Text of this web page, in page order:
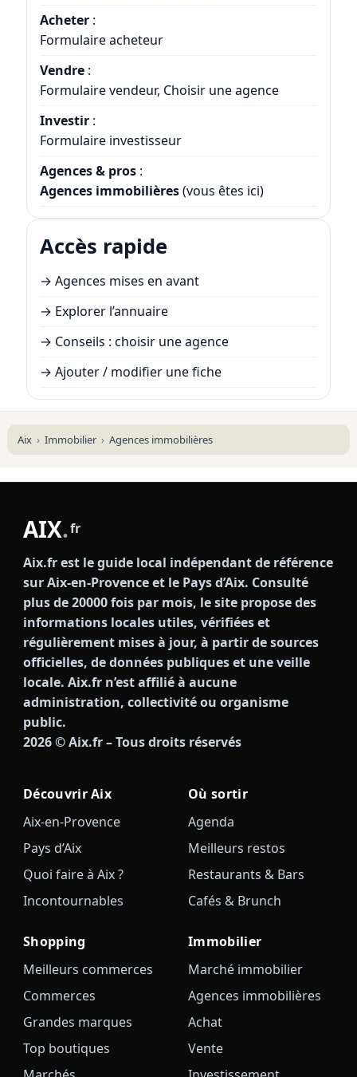
Acheter:
Formulaire acheteur
Vendre:
Formulaire vendeur, Choisir une agence
Investir:
Formulaire investisseur
Agences & pros:
Agences immobilières(vous êtes ici)
Accès rapide
→ Agences mises en avant
→ Explorer l’annuaire
→ Conseils : choisir une agence
→ Ajouter / modifier une fiche
Aix Immobilier Agences immobilières
AIX.fr
Aix.fr est le guide local indépendant de référence
sur Aix-en-Provence et le Pays d’Aix. Consulté
plus de 20000 fois par mois, le site propose des
informations locales utiles, vérifiées et
régulièrement mises à jour, à partir de sources
officielles, de données publiques et une veille
locale. Aix.fr n’est affilié à aucune
administration, collectivité ou organisme
public.
2026© Aix.fr – Tous droits réservés
Découvrir Aix
Aix-en-Provence
Pays d’Aix
Quoi faire à Aix ?
Incontournables
Où sortir
Agenda
Meilleurs restos
Restaurants & Bars
Cafés & Brunch
Shopping
Meilleurs commerces
Commerces
Grandes marques
Top boutiques
Immobilier
Marché immobilier
Agences immobilières
Achat
Vente